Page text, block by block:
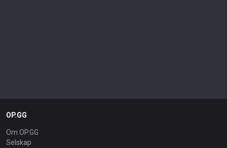
OP.GG
Om OP.GG
Selskap